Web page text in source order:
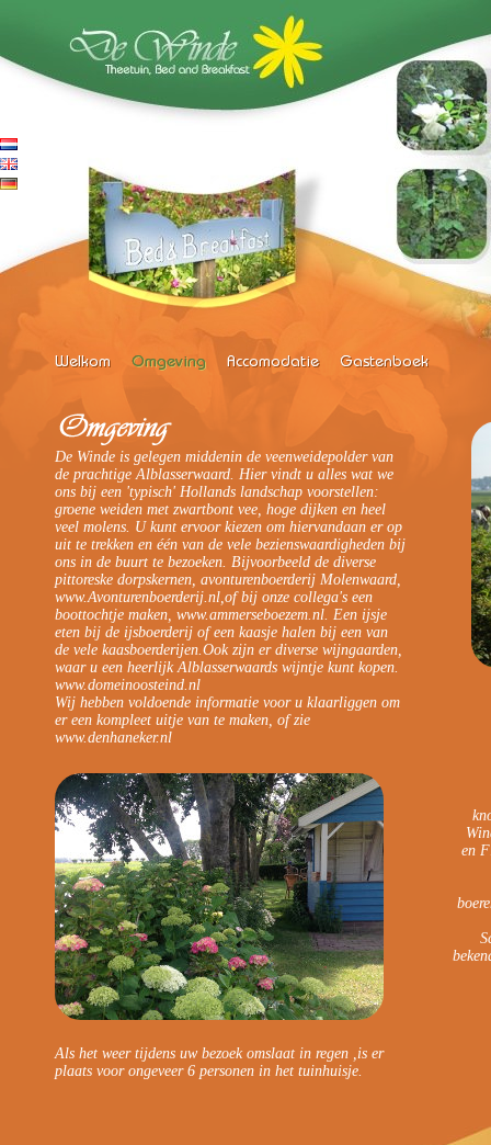
De Winde is gelegen middenin de veenweidepolder van
de prachtige Alblasserwaard. Hier vindt u alles wat we
ons bij een 'typisch' Hollands landschap voorstellen:
groene weiden met zwartbont vee, hoge dijken en heel
veel molens. U kunt ervoor kiezen om hiervandaan er op
uit te trekken en één van de vele bezienswaardigheden bij
ons in de buurt te bezoeken. Bijvoorbeeld de diverse
pittoreske dorpskernen, avonturenboerderij Molenwaard,
www.Avonturenboerderij.nl,of bij onze collega's een
boottochtje maken, www.ammerseboezem.nl. Een ijsje
eten bij de ijsboerderij of een kaasje halen bij een van
de vele kaasboerderijen.Ook zijn er diverse wijngaarden,
waar u een heerlijk Alblasserwaards wijntje kunt kopen.
www.domeinoosteind.nl
Wij hebben voldoende informatie voor u klaarliggen om
er een kompleet uitje van te maken, of zie
www.denhaneker.nl
Als het weer tijdens uw bezoek omslaat in regen ,is er
plaats voor ongeveer 6 personen in het tuinhuisje.
en